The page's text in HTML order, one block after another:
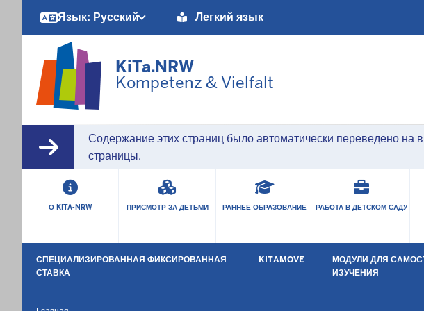
Язык: Русский
Barrierearme
Sprachen
Легкий язык
KiTa.NRW
Kompetenz & Vielfalt
Содержание этих страниц было автоматически переведено
страницы.
HAUPTMENÜ
О KITA-NRW ПРИСМОТР ЗА ДЕТЬМИ РАННЕЕ ОБРАЗОВАНИЕ РАБОТА В ДЕТСКОМ САДУ
СПЕЦИАЛИЗИРОВАННАЯ ФИКСИРОВАННАЯ
СТАВКА
KITAMOVE
МОДУЛИ ДЛЯ
ИЗУЧЕНИЯ